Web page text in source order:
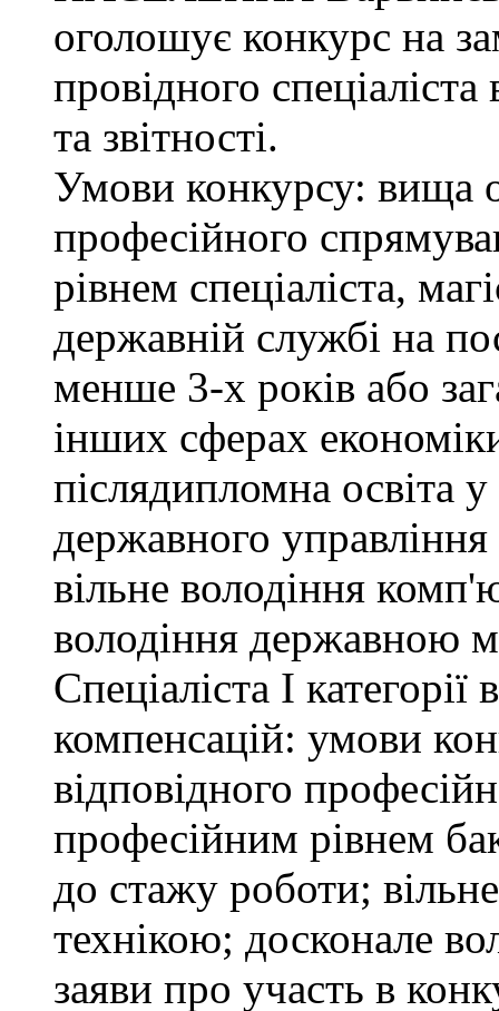
оголошує конкурс на
провідного
та звітності.
Умови конкурсу: вища
професійного
рівнем спеціаліста,
державній службі на
менше 3-х років або
інших сферах
післядипломна освіта
державного управління
вільне володіння
володіння державною
Спеціаліста І
компенсацій: умови
відповідного
професійним рівнем
до стажу роботи;
технікою; досконале
заяви про участь в